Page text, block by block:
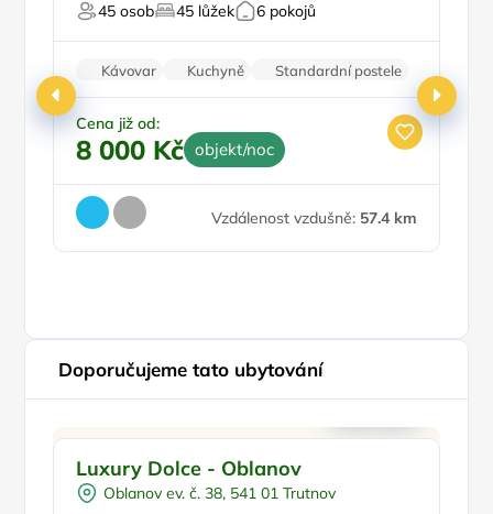
Pro svatby a oslavy
45 osob
45 lůžek 6 pokojů
Kávovar Kuchyně
Standardní postele
Wi-Fi
Zvířata povolena
Cena již od:
8 000 Kč objekt/noc
Vzdálenost vzdušně: 57.4 km
Doporučujeme tato ubytování
Pro čtyři
Vířivka
Luxury Dolce - Oblanov
Oblanov ev. č. 38, 541 01 Trutnov